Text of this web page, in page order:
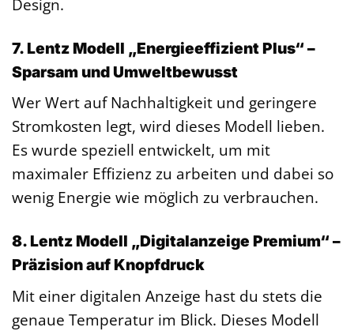
7. Lentz Modell „Energieeffizient Plus“ –
Sparsam und Umweltbewusst
Wer Wert auf Nachhaltigkeit und geringere
Stromkosten legt, wird dieses Modell lieben.
Es wurde speziell entwickelt, um mit
maximaler Effizienz zu arbeiten und dabei so
wenig Energie wie möglich zu verbrauchen.
8. Lentz Modell „Digitalanzeige Premium“ –
Präzision auf Knopfdruck
Mit einer digitalen Anzeige hast du stets die
genaue Temperatur im Blick. Dieses Modell